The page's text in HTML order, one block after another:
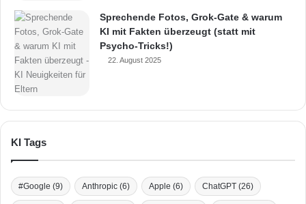
Sprechende Fotos, Grok-Gate & warum
KI mit Fakten überzeugt (statt mit
Psycho-Tricks!)
22. August 2025
KI Tags
#Google (9) Anthropic (6) Apple (6) ChatGPT (26)